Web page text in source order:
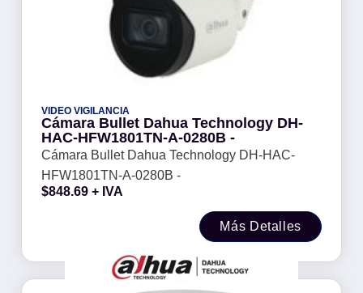
VIDEO VIGILANCIA
Cámara Bullet Dahua Technology DH-
HAC-HFW1801TN-A-0280B -
Cámara Bullet Dahua Technology DH-HAC-
HFW1801TN-A-0280B -
$848.69 + IVA
Más Detalles